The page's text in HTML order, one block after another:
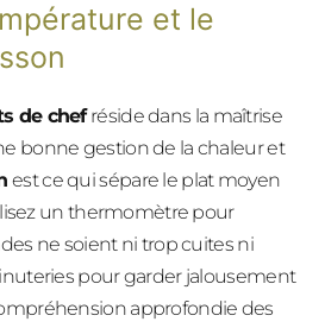
et le
de chefréside dans la maîtrise
bonne gestion de la chaleur et
est ce qui sépare le plat moyen
un thermomètre pour
ne soient ni trop cuites ni
pour garder jalousement
approfondie des